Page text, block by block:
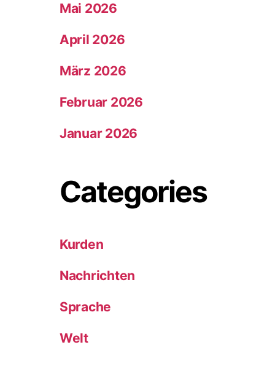
Mai 2026
April 2026
März 2026
Februar 2026
Januar 2026
Categories
Kurden
Nachrichten
Sprache
Welt